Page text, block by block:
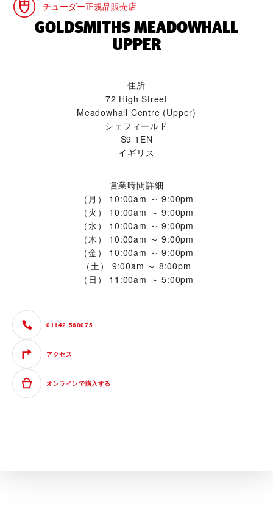
チューダー正規品販売店
‭GOLDSMITHS MEADOWHALL
UPPER‬
住所
72 High Street
Meadowhall Centre (Upper)
シェフィールド
S9 1EN
イギリス
営業時間詳細
（月）
10:00am ～ 9:00pm
（火）
10:00am ～ 9:00pm
（水）
10:00am ～ 9:00pm
（木）
10:00am ～ 9:00pm
（金）
10:00am ～ 9:00pm
（土）
9:00am ～ 8:00pm
（日）
11:00am ～ 5:00pm
01142 568075
アクセス
オンラインで購入する